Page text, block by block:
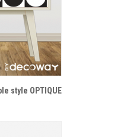
style OPTIQUE